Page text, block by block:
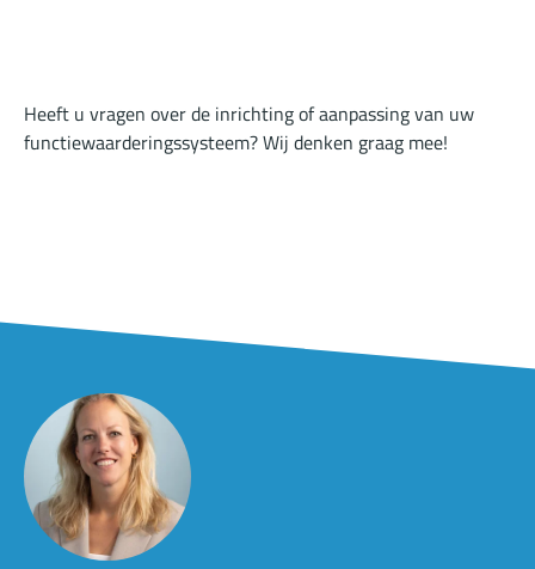
Heeft u vragen over de inrichting of aanpassing van uw
functiewaarderingssysteem? Wij denken graag mee!